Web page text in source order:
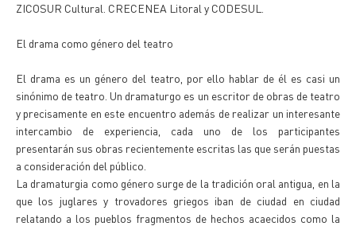
ZICOSUR Cultural. CRECENEA Litoral y CODESUL.
El drama como género del teatro
El drama es un género del teatro, por ello hablar de él es casi un
sinónimo de teatro. Un dramaturgo es un escritor de obras de teatro
y precisamente en este encuentro además de realizar un interesante
intercambio de experiencia, cada uno de los participantes
presentarán sus obras recientemente escritas las que serán puestas
a consideración del público.
La dramaturgia como género surge de la tradición oral antigua, en la
que los juglares y trovadores griegos iban de ciudad en ciudad
relatando a los pueblos fragmentos de hechos acaecidos como la